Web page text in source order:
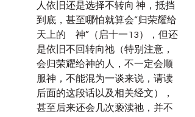
人依旧还是选择不转向 神，抵挡
到底，甚至哪怕就算会“归荣耀给
天上的　神”（启十一13），但还
是依旧不回转向祂（特别注意，
会归荣耀给神的人，不一定会顺
服神，不能混为一谈来说，请读
后面的这段话以及相关经文），
甚至后来还会几次亵渎祂，并不